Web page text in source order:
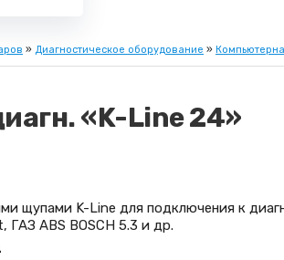
» Диагностическое оборудование »
«K-Line 24»
щупами K-Line для подключения к
ГАЗ ABS BOSCH 5.3 и др.